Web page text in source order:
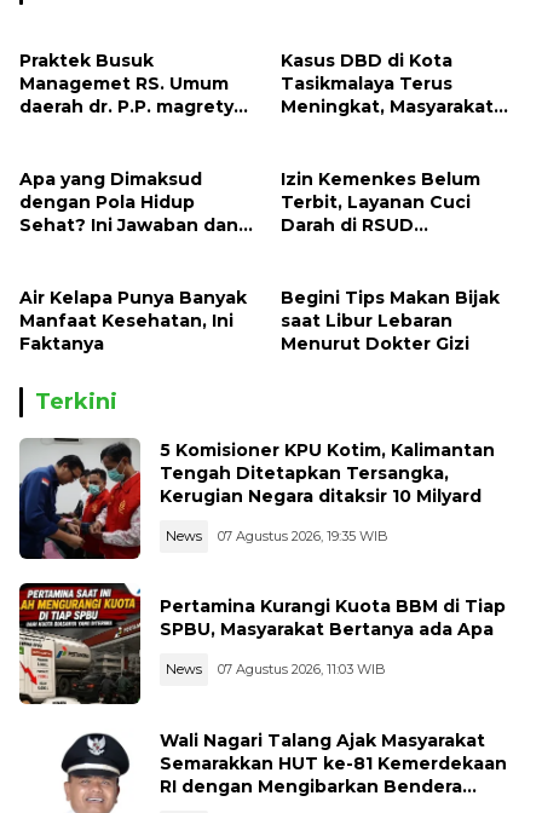
Praktek Busuk
Managemet RS. Umum
daerah dr. P.P. magrety
Kasus DBD di Kota
Tasikmalaya Terus
Meningkat, Masyarakat
Apa yang Dimaksud
dengan Pola Hidup
Sehat? Ini Jawaban dan
Izin Kemenkes Belum
Terbit, Layanan Cuci
Darah di RSUD
Air Kelapa Punya Banyak
Manfaat Kesehatan, Ini
Faktanya
Begini Tips Makan Bijak
saat Libur Lebaran
Menurut Dokter Gizi
Terkini
5 Komisioner KPU Kotim, Kalimantan
Tengah Ditetapkan Tersangka,
Kerugian Negara ditaksir 10 Milyard
News 07 Agustus 2026, 19:35 WIB
Pertamina Kurangi Kuota BBM di Tiap
SPBU, Masyarakat Bertanya ada Apa
News 07 Agustus 2026, 11:03 WIB
Wali Nagari Talang Ajak Masyarakat
Semarakkan HUT ke-81 Kemerdekaan
RI dengan Mengibarkan Bendera